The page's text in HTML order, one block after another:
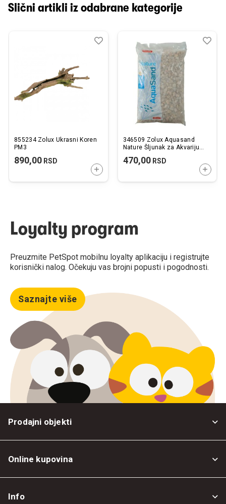
Slični artikli iz odabrane kategorije
855234 Zolux Ukrasni Koren
PM3
890,00 RSD
DODAJTE U KORPU
Dodaj
Uporedi
346509 Zolux Aquasand
Nature Šljunak za Akvarijum
470,00RSD
Loyalty program
Preuzmite PetSpot mobilnu loyalty aplikaciju i registrujte
korisnički nalog. Očekuju vas brojni popusti i pogodnosti.
Saznajte više
Prodajni objekti
Online kupovina
Info